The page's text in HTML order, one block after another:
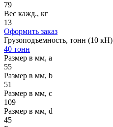
79
Вес кажд., кг
13
Оформить заказ
Грузоподъемность, тонн (10 кН)
40 тонн
Размер в мм, a
55
Размер в мм, b
51
Размер в мм, c
109
Размер в мм, d
45